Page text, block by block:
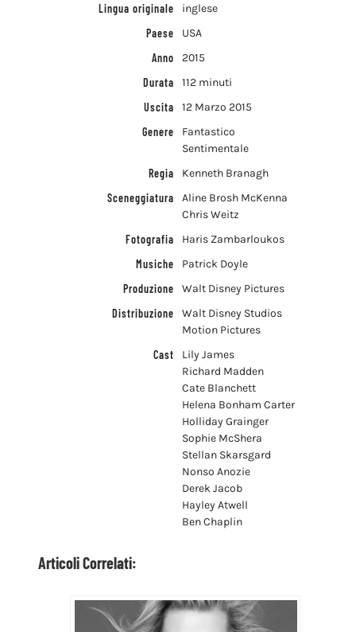
Lingua originale
inglese
Paese
USA
Anno
2015
Durata
112 minuti
Uscita
12 Marzo 2015
Genere
Fantastico
Sentimentale
Regia
Kenneth Branagh
Sceneggiatura
Aline Brosh McKenna
Chris Weitz
Fotografia
Haris Zambarloukos
Musiche
Patrick Doyle
Produzione
Walt Disney Pictures
Distribuzione
Walt Disney Studios
Motion Pictures
Cast
Lily James
Richard Madden
Cate Blanchett
Helena Bonham Carter
Holliday Grainger
Sophie McShera
Stellan Skarsgard
Nonso Anozie
Derek Jacob
Hayley Atwell
Ben Chaplin
Articoli Correlati: